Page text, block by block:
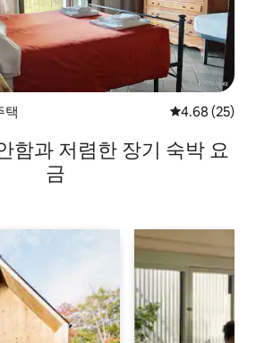
택 평점 4.68점(5
4.68 (25)
함과 저렴한 장기 숙박 요
금